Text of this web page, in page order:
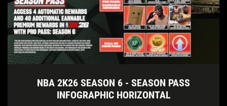
NBA 2K26 SEASON 6 - SEASON PASS
INFOGRAPHIC HORIZONTAL